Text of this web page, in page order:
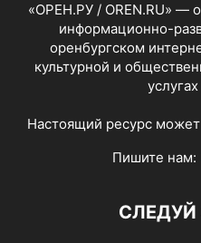
«ОРЕН.РУ / OREN.RU» —
информационно-
оренбургском
культурной и
Настоящий ресурс
Пишите нам: